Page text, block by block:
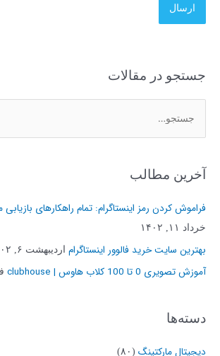
جستجو در مقالات
س
ج
ا
ی
آخرین مطالب
فراموش کردن رمز اینستاگرام: تمام راهکارهای بازیابی
خرداد ۱۱, ۱۴۰۲
بهترین سایت خرید فالوور اینستاگرام اردیبهشت ۶, ۱۴۰۲
آموزش تصویری 0 تا 100 کلاب هاوس | clubhouse
دسته‌ها
دیجیتال مارکتینگ (۸۰)